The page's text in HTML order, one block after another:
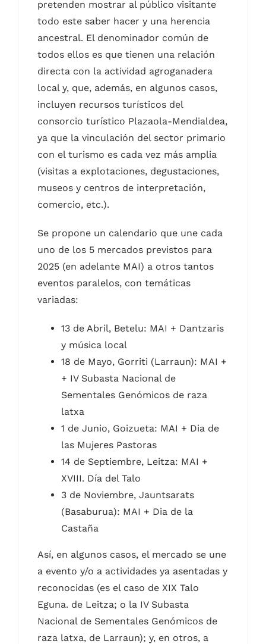
pretenden mostrar al público visitante
todo este saber hacer y una herencia
ancestral. El denominador común de
todos ellos es que tienen una relación
directa con la actividad agroganadera
local y, que, además, en algunos casos,
incluyen recursos turísticos del
consorcio turístico Plazaola-Mendialdea,
ya que la vinculación del sector primario
con el turismo es cada vez más amplia
(visitas a explotaciones, degustaciones,
museos y centros de interpretación,
comercio, etc.).
Se propone un calendario que une cada
uno de los 5 mercados previstos para
2025 (en adelante MAI) a otros tantos
eventos paralelos, con temáticas
variadas:
13 de Abril, Betelu: MAI + Dantzaris
y música local
18 de Mayo, Gorriti (Larraun): MAI +
+ IV Subasta Nacional de
Sementales Genómicos de raza
latxa
1 de Junio, Goizueta: MAI + Dia de
las Mujeres Pastoras
14 de Septiembre, Leitza: MAI +
XVIII. Día del Talo
3 de Noviembre, Jauntsarats
(Basaburua): MAI + Dia de la
Castaña
Así, en algunos casos, el mercado se une
a evento y/o a actividades ya asentadas y
reconocidas (es el caso de XIX Talo
Eguna. de Leitza; o la IV Subasta
Nacional de Sementales Genómicos de
raza latxa, de Larraun); y, en otros, a